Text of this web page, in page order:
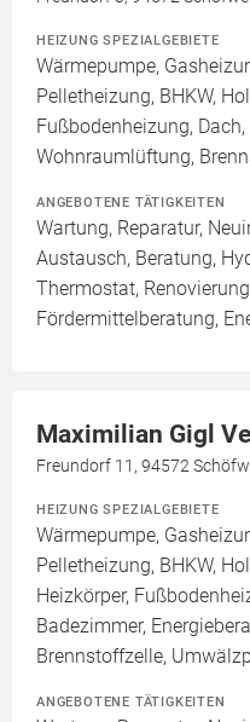
HEIZUNG SPEZIALGEBIETE
Wärmepumpe,
Pelletheizung, BHKW,
Fußbodenheizung,
Wohnraumlüftung,
ANGEBOTENE TÄTIGKEITEN
Wartung, Reparatur,
Austausch, Beratung,
Thermostat,
Fördermittelberatung,
Maximilian Gigl
Freundorf 11, 94572
HEIZUNG SPEZIALGEBIETE
Wärmepumpe,
Pelletheizung, BHKW,
Heizkörper,
Badezimmer,
Brennstoffzelle,
ANGEBOTENE TÄTIGKEITEN